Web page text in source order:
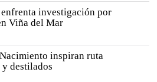
investigación por
Viña del Mar
inspiran ruta
destilados